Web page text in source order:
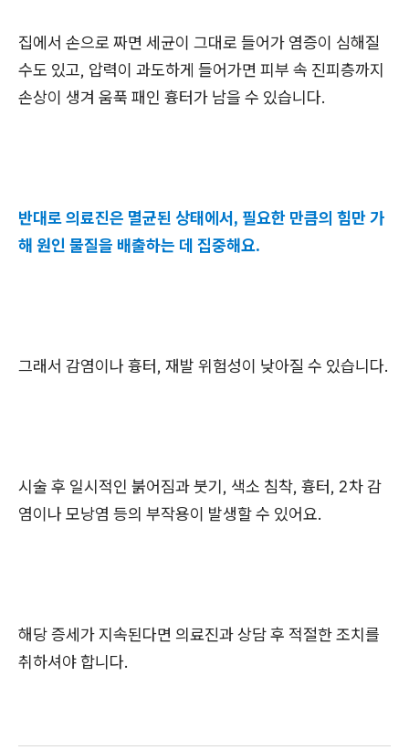
집에서 손으로 짜면 세균이 그대로 들어가 염증이 심해질
수도 있고, 압력이 과도하게 들어가면 피부 속 진피층까지
손상이 생겨 움푹 패인 흉터가 남을 수 있습니다.
반대로 의료진은 멸균된 상태에서, 필요한 만큼의 힘만 가
해 원인 물질을 배출하는 데 집중해요.
그래서 감염이나 흉터, 재발 위험성이 낮아질 수 있습니다.
시술 후 일시적인 붉어짐과 붓기, 색소 침착, 흉터, 2차 감
염이나 모낭염 등의 부작용이 발생할 수 있어요.
해당 증세가 지속된다면 의료진과 상담 후 적절한 조치를
취하셔야 합니다.